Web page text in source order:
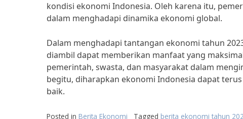
kondisi ekonomi Indonesia. Oleh karena itu,
dalam menghadapi dinamika ekonomi global.
Dalam menghadapi tantangan ekonomi tahun
diambil dapat memberikan manfaat yang
pemerintah, swasta, dan masyarakat dalam
begitu, diharapkan ekonomi Indonesia dapat
baik.
Posted in Berita Ekonomi Tagged berita ekonomi tahun